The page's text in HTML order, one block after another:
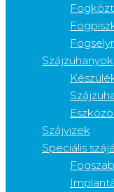
Szájzuhanyok
Szájvizek
Speciális